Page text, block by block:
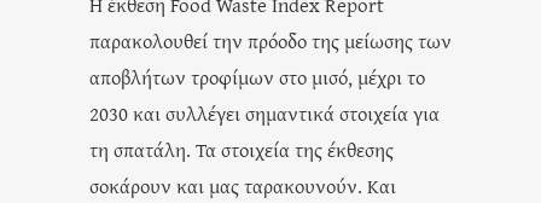
παρακολουθεί την πρόοδο της μείωσης των
αποβλήτων τροφίμων στο μισό, μέχρι το
2030 και συλλέγει σημαντικά στοιχεία για
τη σπατάλη. Τα στοιχεία της έκθεσης
σοκάρουν και μας ταρακουνούν. Και